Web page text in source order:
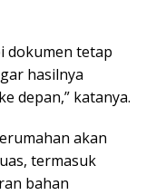
dokumen tetap
hasilnya
depan,” katanya.
akan
termasuk
bahan